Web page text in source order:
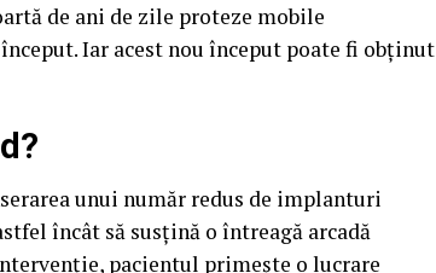
de ani de zile proteze mobile
Iar acest nou început poate fi obținut
unui număr redus de implanturi
încât să susțină o întreagă arcadă
pacientul primește o lucrare